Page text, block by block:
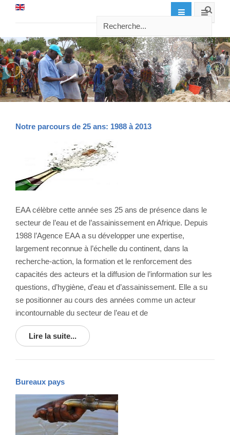
Notre parcours de 25 ans: 1988 à 2013
EAA célèbre cette année ses 25 ans de présence dans le
secteur de l’eau et de l’assainissement en Afrique. Depuis
1988 l’Agence EAA a su développer une expertise,
largement reconnue à l’échelle du continent, dans la
recherche-action, la formation et le renforcement des
capacités des acteurs et la diffusion de l’information sur les
questions, d’hygiène, d’eau et d’assainissement. Elle a su
se positionner au cours des années comme un acteur
incontournable du secteur de l’eau et de
Lire la suite...
Bureaux pays